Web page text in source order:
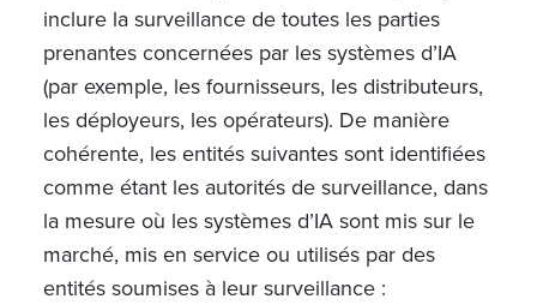
inclure la surveillance de toutes les parties
prenantes concernées par les systèmes d’IA
(par exemple, les fournisseurs, les distributeurs,
les déployeurs, les opérateurs). De manière
cohérente, les entités suivantes sont identifiées
comme étant les autorités de surveillance, dans
la mesure où les systèmes d’IA sont mis sur le
marché, mis en service ou utilisés par des
entités soumises à leur surveillance :